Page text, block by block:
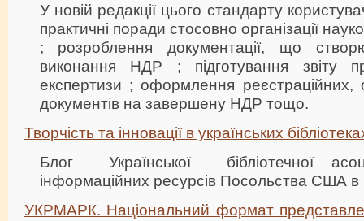
У новій редакції цього стандарту
практичні поради стосовно організації
; розроблення документації, що
виконання НДР ; підготування
експертизи ; оформлення реєстраційних,
документів на завершену НДР тощо.
Творчість та інновації в українських
Блог Української бібліотечної
інформаційних ресурсів Посольства США в
УКРМАРК. Національний формат